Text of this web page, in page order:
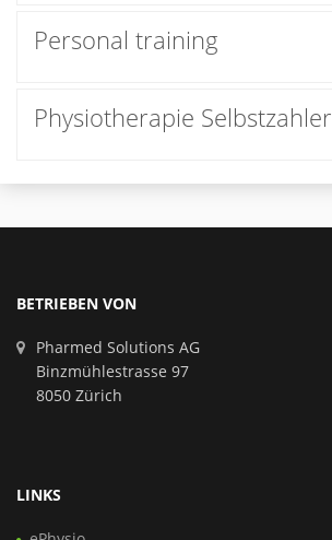
Personal training
Physiotherapie Selbstzahler
BETRIEBEN VON
Pharmed Solutions AG
Binzmühlestrasse 97
8050 Zürich
LINKS